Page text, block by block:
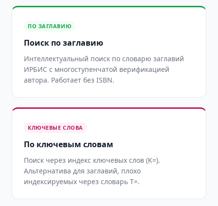
ПО ЗАГЛАВИЮ
Поиск по заглавию
Интеллектуальный поиск по словарю заглавий
ИРБИС с многоступенчатой верификацией
автора. Работает без ISBN.
КЛЮЧЕВЫЕ СЛОВА
По ключевым словам
Поиск через индекс ключевых слов (K=).
Альтернатива для заглавий, плохо
индексируемых через словарь T=.